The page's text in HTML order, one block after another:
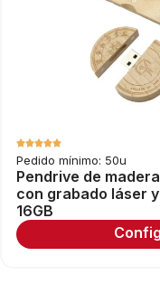
Pedido mínimo: 50u
Pendrive de
con grabado láser
16GB